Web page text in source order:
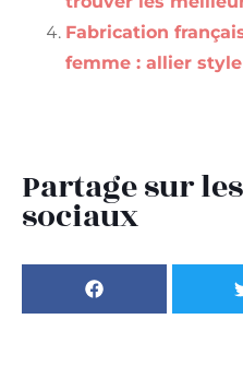
Fabrication
femme : allier
Partage sur
sociaux